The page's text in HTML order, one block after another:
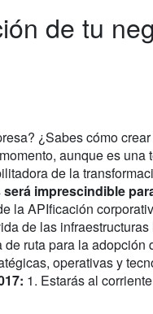
de tu
¿Sabes cómo
aunque es una
de la
imprescindible
la APIficación
de las infraestructuras
ruta para la adopción
operativas y
1. Estarás al